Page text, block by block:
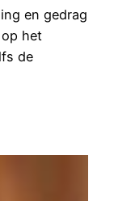
en gedrag
het
de